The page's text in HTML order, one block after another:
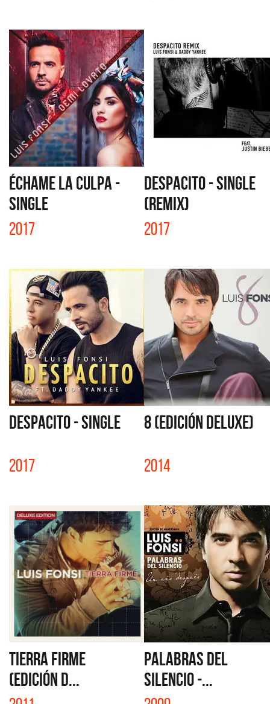
ÉCHAME LA CULPA -
SINGLE
2017
DESPACITO - SINGLE
(REMIX)
2017
DESPACITO - SINGLE
2017
8 (EDICIÓN DELUXE)
2014
TIERRA FIRME
(EDICIÓN D...
PALABRAS DEL
SILENCIO -...